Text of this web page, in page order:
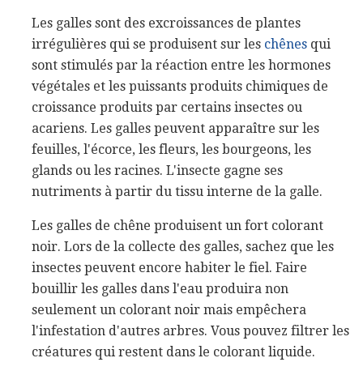
Les galles sont des excroissances de plantes
irrégulières qui se produisent sur les chênes qui
sont stimulés par la réaction entre les hormones
végétales et les puissants produits chimiques de
croissance produits par certains insectes ou
acariens. Les galles peuvent apparaître sur les
feuilles, l'écorce, les fleurs, les bourgeons, les
glands ou les racines. L'insecte gagne ses
nutriments à partir du tissu interne de la galle.
Les galles de chêne produisent un fort colorant
noir. Lors de la collecte des galles, sachez que les
insectes peuvent encore habiter le fiel. Faire
bouillir les galles dans l'eau produira non
seulement un colorant noir mais empêchera
l'infestation d'autres arbres. Vous pouvez filtrer les
créatures qui restent dans le colorant liquide.